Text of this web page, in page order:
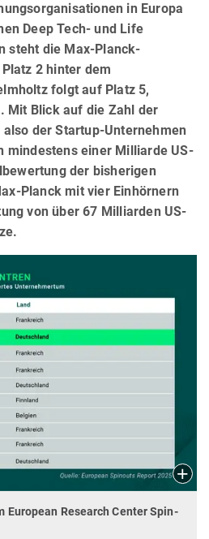
in Europa
Deep Tech- und Life
steht die Max-Planck-
2 hinter dem
folgt auf Platz 5,
Mit Blick auf die Zahl der
der Startup-Unternehmen
mindestens einer Milliarde US-
der bisherigen
Planck mit vier Einhörnern
von über 67 Milliarden US-
European Research Center Spin-